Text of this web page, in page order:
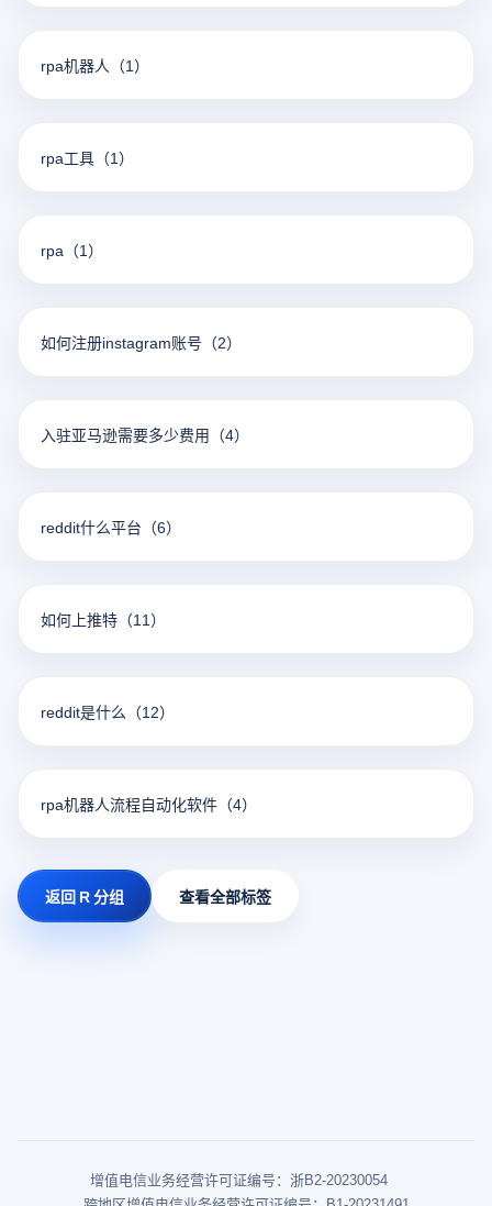
rpa机器人 （1）
rpa工具 （1）
rpa （1）
如何注册instagram账号 （2）
入驻亚马逊需要多少费用 （4）
reddit什么平台 （6）
如何上推特 （11）
reddit是什么 （12）
rpa机器人流程自动化软件 （4）
返回 R 分组 查看全部标签
增值电信业务经营许可证编号：浙B2-20230054